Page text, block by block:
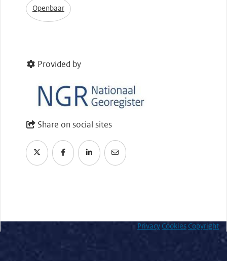
Openbaar
Provided by
Share on social sites
Privacy Cookies Copyright